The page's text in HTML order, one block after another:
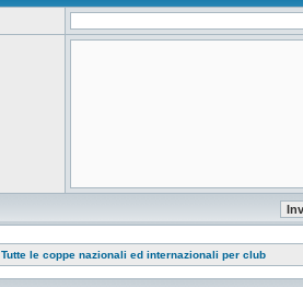
Tutte le coppe nazionali ed internazionali per club